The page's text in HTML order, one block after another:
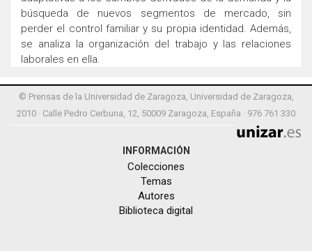
búsqueda de nuevos segmentos de mercado, sin
perder el control familiar y su propia identidad. Además,
se analiza la organización del trabajo y las relaciones
laborales en ella.
© Prensas de la Universidad de Zaragoza, Universidad de Zaragoza,
2010 · Calle Pedro Cerbuna, 12, 50009 Zaragoza, España · 976 761 330
INFORMACIÓN
Colecciones
Temas
Autores
Biblioteca digital